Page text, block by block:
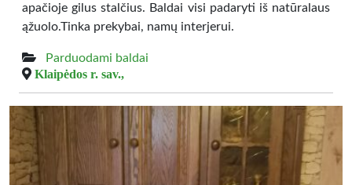
apačioje gilus stalčius. Baldai visi padaryti iš natūralaus
ąžuolo.Tinka prekybai, namų interjerui.
Parduodami baldai
Klaipėdos r. sav.,